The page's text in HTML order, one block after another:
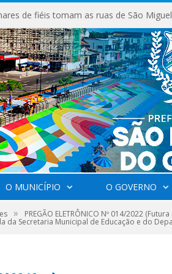
O MUNICÍPIO O GOVERNO
» PREGÃO ELETRÔNICO Nº 014/2022
da Secretaria Municipal de Educação e do